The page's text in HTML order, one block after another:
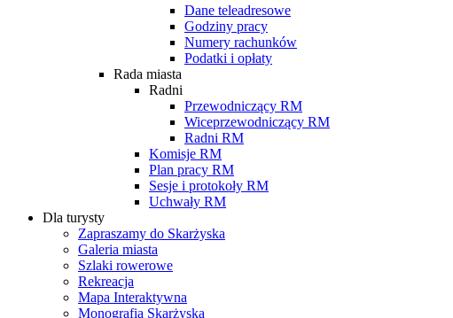
Dane teleadresowe
Godziny pracy
Numery rachunków
Podatki i opłaty
Rada miasta
Radni
Przewodniczący RM
Wiceprzewodniczący RM
Radni RM
Komisje RM
Plan pracy RM
Sesje i protokoły RM
Uchwały RM
Dla turysty
Zapraszamy do Skarżyska
Galeria miasta
Szlaki rowerowe
Rekreacja
Mapa Interaktywna
Monografia Skarżyska